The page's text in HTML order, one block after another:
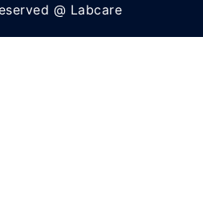
@ Labcare